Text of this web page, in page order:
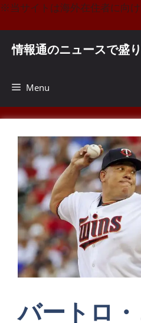
コ
キ
※当サイトは海外在住者に向け
情報通のニュースで盛
Menu
バートロ